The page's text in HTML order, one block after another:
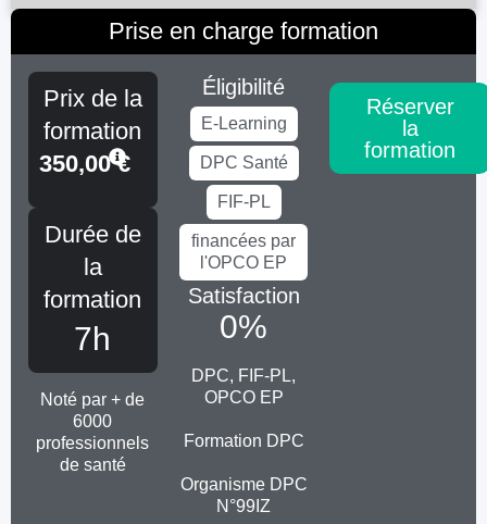
Prise en charge formation
Prix de la
formation
350,00€
Durée de
la
formation
7h
Noté par + de
6000
professionnels
de santé
Éligibilité
E-Learning
DPC Santé
FIF-PL
financées par
l'OPCO EP
Satisfaction
0%
DPC, FIF-PL,
OPCO EP
Formation DPC
Organisme DPC
N°99IZ
Réserver
la
formation